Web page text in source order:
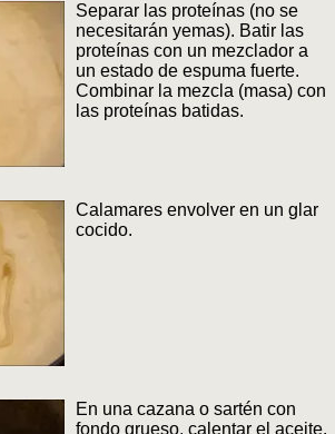
Separar las proteínas (no se
necesitarán yemas). Batir las
proteínas con un mezclador a
un estado de espuma fuerte.
Combinar la mezcla (masa) con
las proteínas batidas.
Calamares envolver en un glar
cocido.
En una cazana o sartén con
fondo grueso, calentar el aceite.